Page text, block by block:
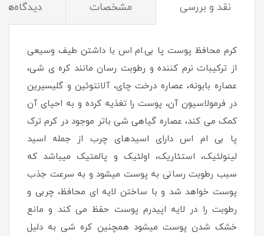
نقد و بررسی مشخصات دیدگاه‌ها
کرم محافظ پوست پا بی.ام اس با داشتن طیف وسیعی
از ترکیبات نرم کننده و رطوبت رسان مانند کره ی شی،
عصاره بابونه، عصاره درخت چای، آلانتوئین و گلیسیرین
در فرمولاسیون آن، پوست را تغذیه کرده و به احیای آن
کمک می کند، عصاره گیاهی شی باتر موجود در کرم ترک
پا بی ام اس دارای اسیدهای چرب از جمله اسید
لینولئیک، استئاریک، اولئیک و پالمتیک میباشد که
سبب رطوبت رسانی به پوست میشود و به سرعت جذب
پوست خواهد شد و با ساختن لایه ای محافظ، چربی و
رطوبت را در لایه اپیدرم پوست حفظ می کند و مانع
خشک شدن پوست میشود همچنین کره شی به دلیل